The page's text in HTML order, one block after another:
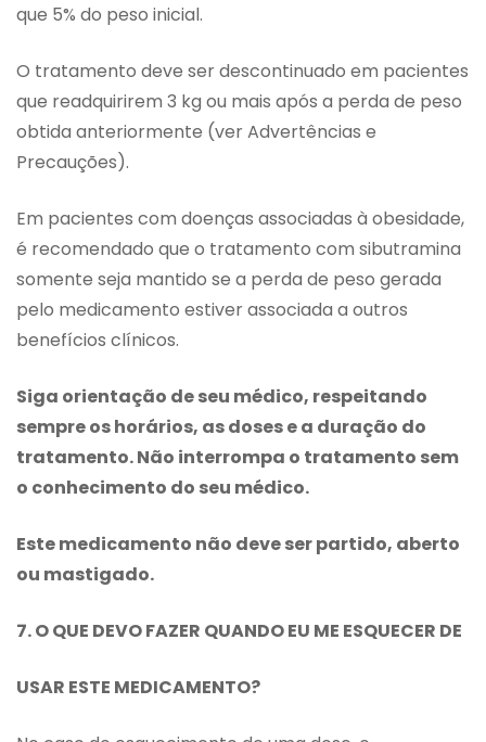
que 5% do peso inicial.
O tratamento deve ser descontinuado em pacientes
que readquirirem 3 kg ou mais após a perda de peso
obtida anteriormente (ver Advertências e
Precauções).
Em pacientes com doenças associadas à obesidade,
é recomendado que o tratamento com sibutramina
somente seja mantido se a perda de peso gerada
pelo medicamento estiver associada a outros
benefícios clínicos.
Siga orientação de seu médico, respeitando
sempre os horários, as doses e a duração do
tratamento. Não interrompa o tratamento sem
o conhecimento do seu médico.
Este medicamento não deve ser partido, aberto
ou mastigado.
7. O QUE DEVO FAZER QUANDO EU ME ESQUECER DE
USAR ESTE MEDICAMENTO?